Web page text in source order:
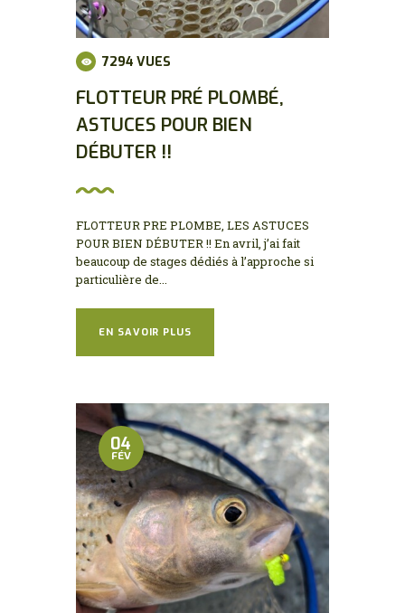
7294 VUES
FLOTTEUR PRÉ PLOMBÉ,
ASTUCES POUR BIEN
DÉBUTER !!
FLOTTEUR PRE PLOMBE, LES ASTUCES
POUR BIEN DÉBUTER !! En avril, j’ai fait
beaucoup de stages dédiés à l’approche si
particulière de...
EN SAVOIR PLUS
04
FÉV